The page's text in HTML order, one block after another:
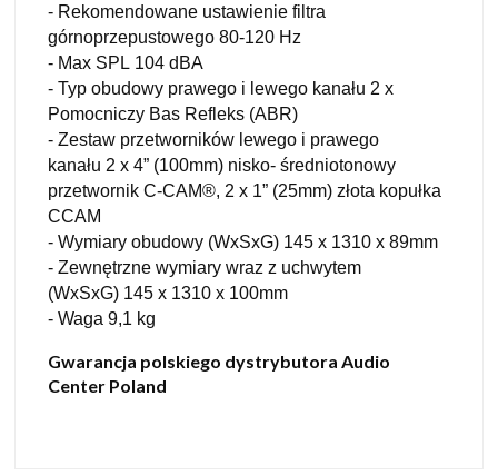
- Rekomendowane ustawienie filtra
górnoprzepustowego 80-120 Hz
- Max SPL 104 dBA
- Typ obudowy prawego i lewego kanału 2 x
Pomocniczy Bas Refleks (ABR)
- Zestaw przetworników lewego i prawego
kanału 2 x 4” (100mm) nisko- średniotonowy
przetwornik C-CAM®, 2 x 1” (25mm) złota kopułka
CCAM
- Wymiary obudowy (WxSxG) 145 x 1310 x 89mm
- Zewnętrzne wymiary wraz z uchwytem
(WxSxG) 145 x 1310 x 100mm
- Waga 9,1 kg
Gwarancja polskiego dystrybutora Audio
Center Poland